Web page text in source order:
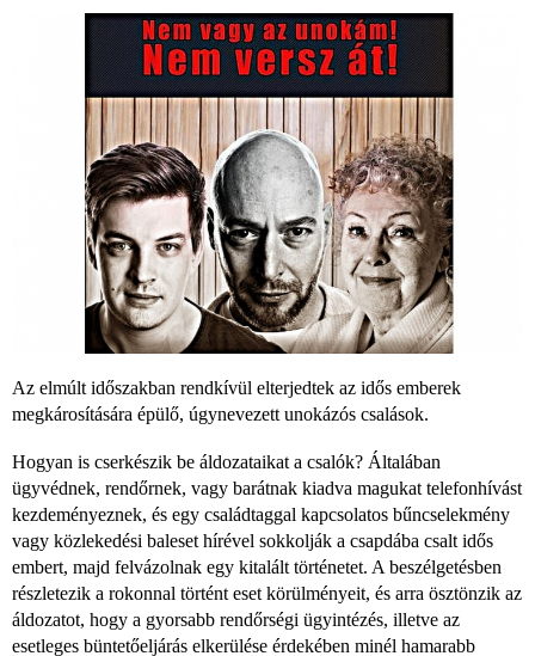
Az elmúlt időszakban rendkívül elterjedtek az idős emberek
megkárosítására épülő, úgynevezett unokázós csalások.
Hogyan is cserkészik be áldozataikat a csalók? Általában
ügyvédnek, rendőrnek, vagy barátnak kiadva magukat telefonhívást
kezdeményeznek, és egy családtaggal kapcsolatos bűncselekmény
vagy közlekedési baleset hírével sokkolják a csapdába csalt idős
embert, majd felvázolnak egy kitalált történetet. A beszélgetésben
részletezik a rokonnal történt eset körülményeit, és arra ösztönzik az
áldozatot, hogy a gyorsabb rendőrségi ügyintézés, illetve az
esetleges büntetőeljárás elkerülése érdekében minél hamarabb